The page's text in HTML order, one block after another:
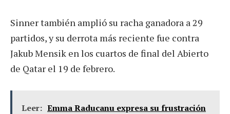
Sinner también amplió su racha ganadora a 29
partidos, y su derrota más reciente fue contra
Jakub Mensik en los cuartos de final del Abierto
de Qatar el 19 de febrero.
Leer: Emma Raducanu expresa su frustración